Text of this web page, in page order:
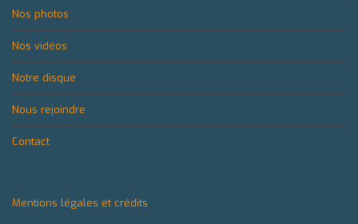
Nos photos
Nos vidéos
Notre disque
Nous rejoindre
Contact
Mentions légales et crédits